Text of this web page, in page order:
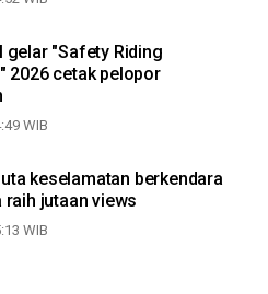
gelar "Safety Riding
2026 cetak pelopor
WIB
keselamatan berkendara
raih jutaan views
WIB